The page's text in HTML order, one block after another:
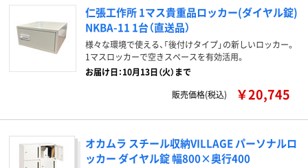
仁張工作所 1マス貴重品ロッカー(ダイヤル錠)
NKBA-11 1台（直送品）
様々な環境で使える、「後付けタイプ」の新しいロッカー。
1マスロッカーで空きスペースを有効活用。
お届け日：10月13日（火）まで
販売価格(税込)
￥20,745
オカムラ スチール収納VILLAGE パーソナルロ
ッカー ダイヤル錠 幅800×奥行400